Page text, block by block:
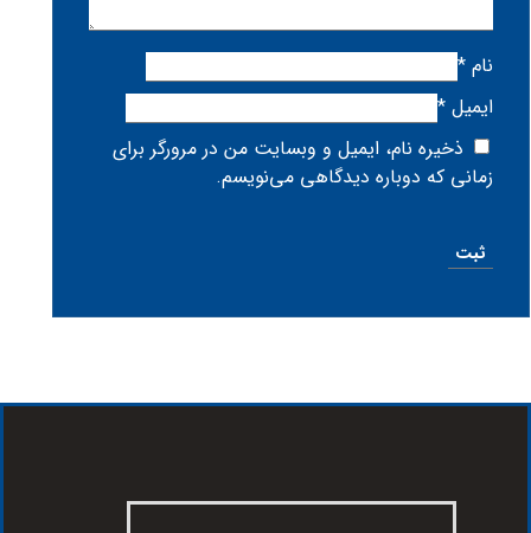
نام *
ایمیل *
ذخیره نام، ایمیل و وبسایت من در مرورگر برای
زمانی که دوباره دیدگاهی می‌نویسم.